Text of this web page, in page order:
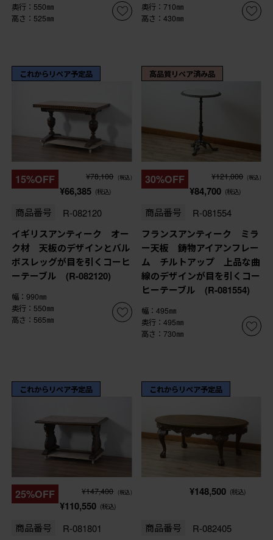
奥行：550㎜
高さ：525㎜
奥行：710㎜
高さ：430㎜
これからリペア予定品
15%OFF ¥78,100 (税込)
¥66,385 (税込)
商品番号 R-082120
イギリスアンティーク オー
ク材 天板のデザインとバル
ボスレッグが目を引くコーヒ
ーテーブル (R-082120)
幅：990㎜
奥行：550㎜
高さ：565㎜
高品質リペア済み品
30%OFF ¥121,000 (税込)
¥84,700 (税込)
商品番号 R-081554
フランスアンティーク ミラ
ー天板 鋳物アイアンフレー
ム チルトアップ 上品な曲
線のデザインが目を引くコー
ヒーテーブル (R-081554)
幅：495㎜
奥行：495㎜
高さ：730㎜
これからリペア予定品
25%OFF ¥147,400 (税込)
¥110,550 (税込)
商品番号 R-081801
これからリペア予定品
¥148,500 (税込)
商品番号 R-082405